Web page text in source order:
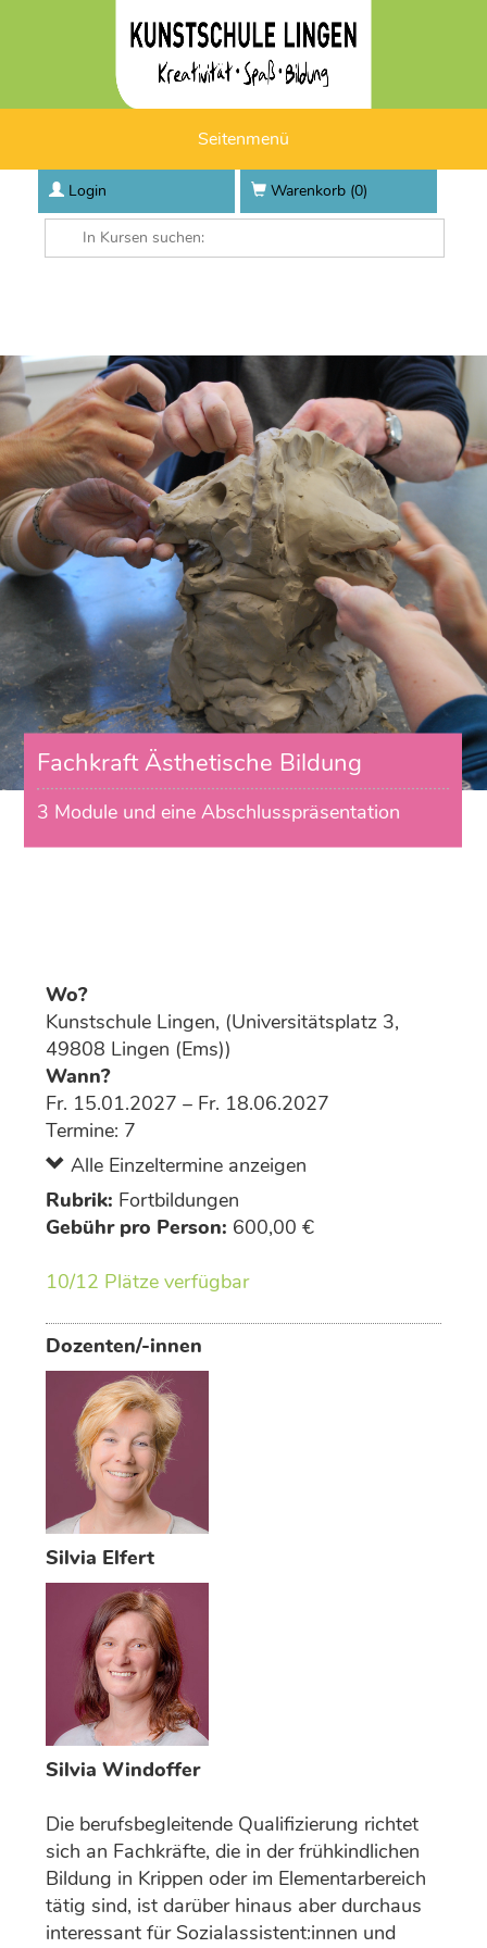
Seitenmenü
Login Warenkorb (0)
Fachkraft Ästhetische Bildung
3 Module und eine Abschlusspräsentation
Wo?
Kunstschule Lingen, (Universitätsplatz 3,
49808 Lingen (Ems))
Wann?
Fr. 15.01.2027 – Fr. 18.06.2027
Termine: 7
Alle Einzeltermine anzeigen
Rubrik: Fortbildungen
Gebühr pro Person: 600,00 €
10/12 Plätze verfügbar
Dozenten/-innen
Silvia Elfert
Silvia Windoffer
Die berufsbegleitende Qualifizierung richtet
sich an Fachkräfte, die in der frühkindlichen
Bildung in Krippen oder im Elementarbereich
tätig sind, ist darüber hinaus aber durchaus
interessant für Sozialassistent:innen und